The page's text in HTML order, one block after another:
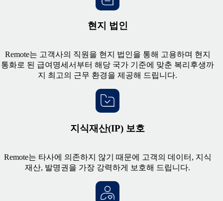
현지 법인
Remote는 고객사의 직원을 현지 법인을 통해 고용하며 현지
통화로 된 급여명세서부터 해당 국가 기준에 맞춘 복리후생까
지 최고의 근무 환경을 제공해 드립니다.
지식재산(IP) 보호
Remote는 타사에 의존하지 않기 때문에 고객의 데이터, 지식
재산, 발명권을 가장 강력하게 보호해 드립니다.